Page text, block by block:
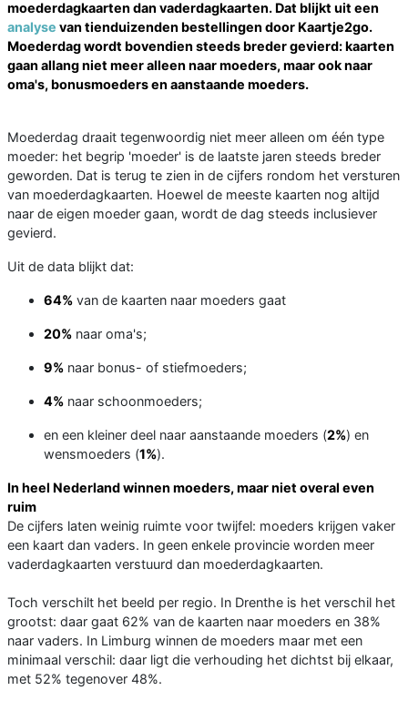
moederdagkaarten dan vaderdagkaarten. Dat blijkt uit een
analyse van tienduizenden bestellingen door Kaartje2go.
Moederdag wordt bovendien steeds breder gevierd: kaarten
gaan allang niet meer alleen naar moeders, maar ook naar
oma's, bonusmoeders en aanstaande moeders.
Moederdag draait tegenwoordig niet meer alleen om één type
moeder: het begrip 'moeder' is de laatste jaren steeds breder
geworden. Dat is terug te zien in de cijfers rondom het versturen
van moederdagkaarten. Hoewel de meeste kaarten nog altijd
naar de eigen moeder gaan, wordt de dag steeds inclusiever
gevierd.
Uit de data blijkt dat:
64% van de kaarten naar moeders gaat
20% naar oma's;
9% naar bonus- of stiefmoeders;
4% naar schoonmoeders;
en een kleiner deel naar aanstaande moeders (2%) en
wensmoeders (1%).
In heel Nederland winnen moeders, maar niet overal even
ruim
De cijfers laten weinig ruimte voor twijfel: moeders krijgen vaker
een kaart dan vaders. In geen enkele provincie worden meer
vaderdagkaarten verstuurd dan moederdagkaarten.
Toch verschilt het beeld per regio. In Drenthe is het verschil het
grootst: daar gaat 62% van de kaarten naar moeders en 38%
naar vaders. In Limburg winnen de moeders maar met een
minimaal verschil: daar ligt die verhouding het dichtst bij elkaar,
met 52% tegenover 48%.